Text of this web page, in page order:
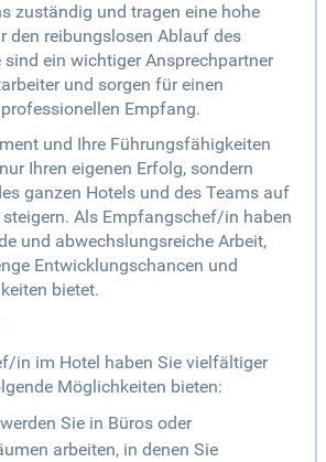
zuständig und tragen eine hohe
den reibungslosen Ablauf des
sind ein wichtiger Ansprechpartner
und sorgen für einen
Empfang.
und Ihre Führungsfähigkeiten
Ihren eigenen Erfolg, sondern
ganzen Hotels und des Teams auf
steigern. Als Empfangschef/in haben
und abwechslungsreiche Arbeit,
Entwicklungschancen und
bietet.
in im Hotel haben Sie vielfältiger
Möglichkeiten bieten:
Sie in Büros oder
arbeiten, in denen Sie